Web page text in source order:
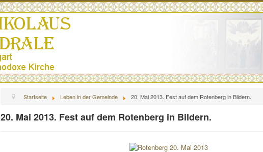
Startseite Leben in der Gemeinde 20. Mai 2013. Fest auf dem Rotenberg in Bildern.
20. Mai 2013. Fest auf dem Rotenberg in Bildern.